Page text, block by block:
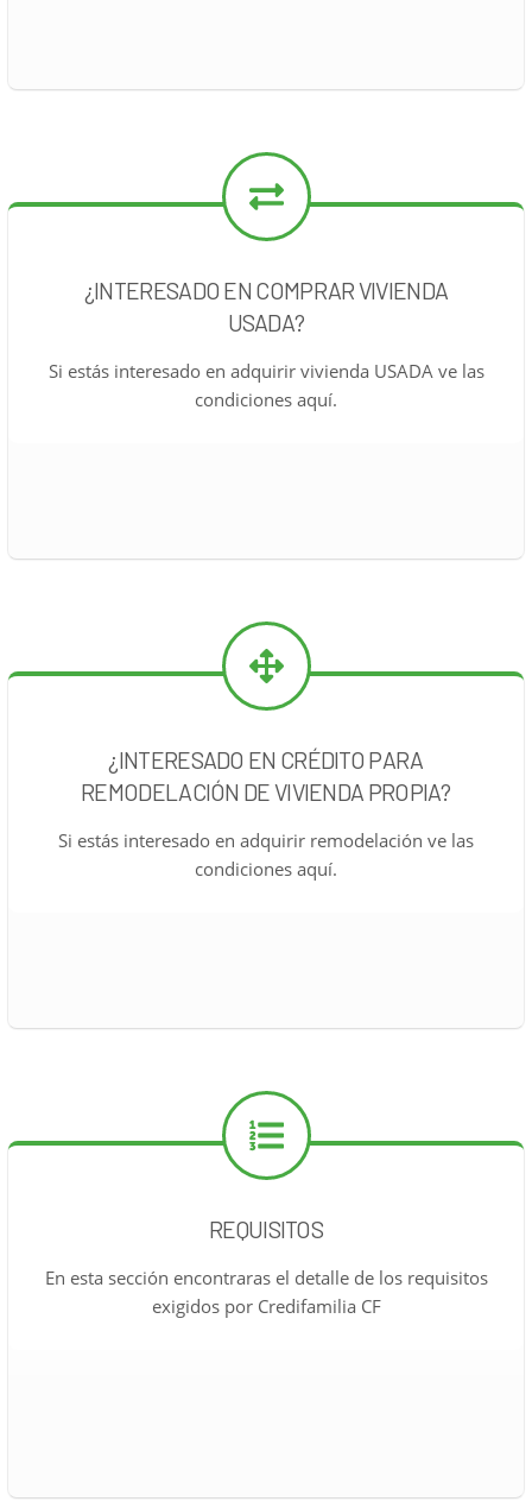
¿INTERESADO EN COMPRAR VIVIENDA
USADA?
Si estás interesado en adquirir vivienda USADA ve las
condiciones aquí.
¿INTERESADO EN CRÉDITO PARA
REMODELACIÓN DE VIVIENDA PROPIA?
Si estás interesado en adquirir remodelación ve las
condiciones aquí.
REQUISITOS
En esta sección encontraras el detalle de los requisitos
exigidos por Credifamilia CF